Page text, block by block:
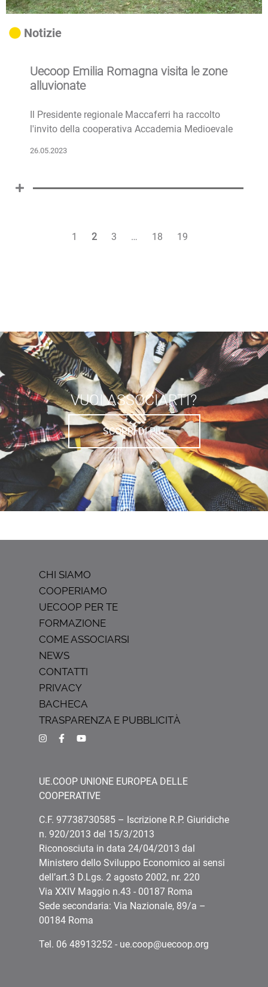
Notizie
Uecoop Emilia Romagna visita le zone
alluvionate
Il Presidente regionale Maccaferri ha raccolto
l'invito della cooperativa Accademia Medioevale
26.05.2023
1 2 3 … 18 19
VUOI ASSOCIARTI?
SCOPRI DI PIU'
CHI SIAMO
COOPERIAMO
UECOOP PER TE
FORMAZIONE
COME ASSOCIARSI
NEWS
CONTATTI
PRIVACY
BACHECA
TRASPARENZA E PUBBLICITÀ
UE.COOP UNIONE EUROPEA DELLE
COOPERATIVE
C.F. 97738730585 – Iscrizione R.P. Giuridiche
n. 920/2013 del 15/3/2013
Riconosciuta in data 24/04/2013 dal
Ministero dello Sviluppo Economico ai sensi
dell’art.3 D.Lgs. 2 agosto 2002, nr. 220
Via XXIV Maggio n.43 - 00187 Roma
Sede secondaria: Via Nazionale, 89/a –
00184 Roma
Tel. 06 48913252 - ue.coop@uecoop.org